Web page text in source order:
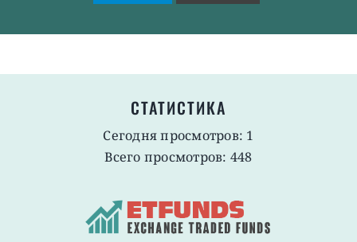
СТАТИСТИКА
Сегодня просмотров: 1
Всего просмотров: 448